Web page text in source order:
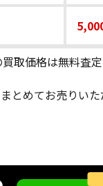
取価格は無料査定
とめてお売りい